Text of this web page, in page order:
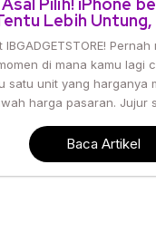
Pilih! iPhone
Lebih Untung,
IBGADGETSTORE!
di mana kamu lagi
satu unit yang harganya
harga pasaran. Jujur
Baca Artikel